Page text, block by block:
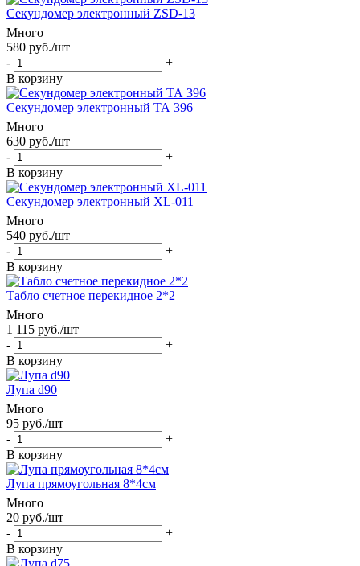
Секундомер электронный ZSD-13
Много
580 руб./шт
-
+
В корзину
Секундомер электронный ТА 396
Много
630 руб./шт
-
+
В корзину
Секундомер электронный XL-011
Много
540 руб./шт
-
+
В корзину
Табло счетное перекидное 2*2
Много
1 115 руб./шт
-
+
В корзину
Лупа d90
Много
95 руб./шт
-
+
В корзину
Лупа прямоугольная 8*4см
Много
20 руб./шт
-
+
В корзину